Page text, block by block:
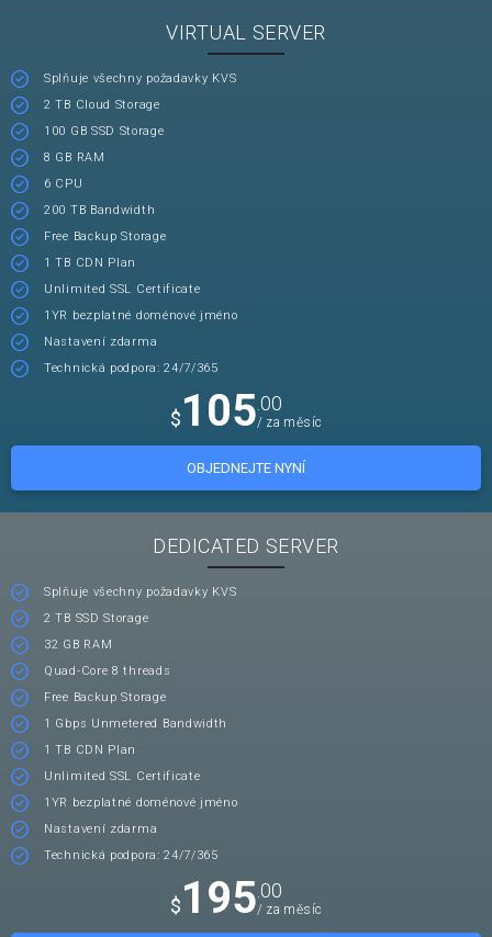
VIRTUAL SERVER
Splňuje všechny požadavky KVS
2 TB Cloud Storage
100 GB SSD Storage
8 GB RAM
6 CPU
200 TB Bandwidth
Free Backup Storage
1 TB CDN Plan
Unlimited SSL Certificate
1YR bezplatné doménové jméno
Nastavení zdarma
Technická podpora: 24/7/365
$105.00
/ za měsíc
OBJEDNEJTE NYNÍ
DEDICATED SERVER
Splňuje všechny požadavky KVS
2 TB SSD Storage
32 GB RAM
Quad-Core 8 threads
Free Backup Storage
1 Gbps Unmetered Bandwidth
1 TB CDN Plan
Unlimited SSL Certificate
1YR bezplatné doménové jméno
Nastavení zdarma
Technická podpora: 24/7/365
$195.00
/ za měsíc